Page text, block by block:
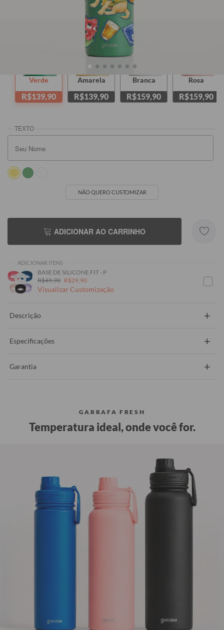
Fresh 950ml
Verde
R$139,90
Amarela
R$139,90
Branca
R$159,90
Rosa
R$159,90
NÃO QUERO CUSTOMIZAR
ADICIONAR AO CARRINHO
ADICIONAR ITENS
BASE DE SILICONE FIT - P
R$49,90 R$29,90
Visualizar Customização
Descrição +
Especificações +
Garantia +
GARRAFA FRESH
Temperatura ideal, onde você for.